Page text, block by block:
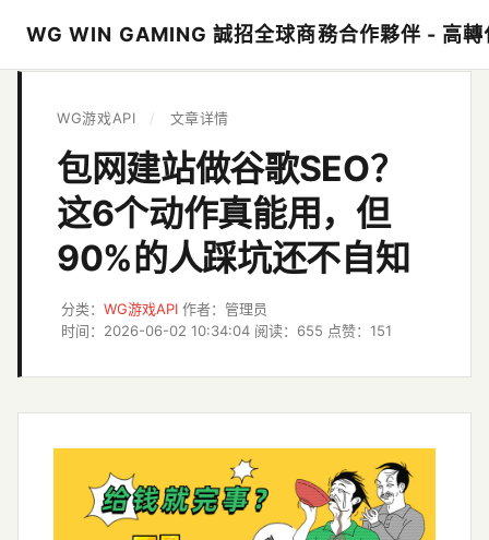
WG WIN GAMING 誠招全球商務合作夥伴 - 高
WG游戏API / 文章详情
包网建站做谷歌SEO？
这6个动作真能用，但
90%的人踩坑还不自知
分类： WG游戏API 作者：管理员
时间：2026-06-02 10:34:04 阅读：655 点赞：151